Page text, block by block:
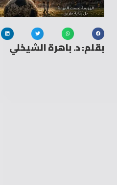
بقلم: د. باهرة الشيخلي